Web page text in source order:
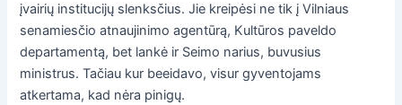
įvairių institucijų slenksčius. Jie kreipėsi ne tik į Vilniaus
senamiesčio atnaujinimo agentūrą, Kultūros paveldo
departamentą, bet lankė ir Seimo narius, buvusius
ministrus. Tačiau kur beeidavo, visur gyventojams
atkertama, kad nėra pinigų.